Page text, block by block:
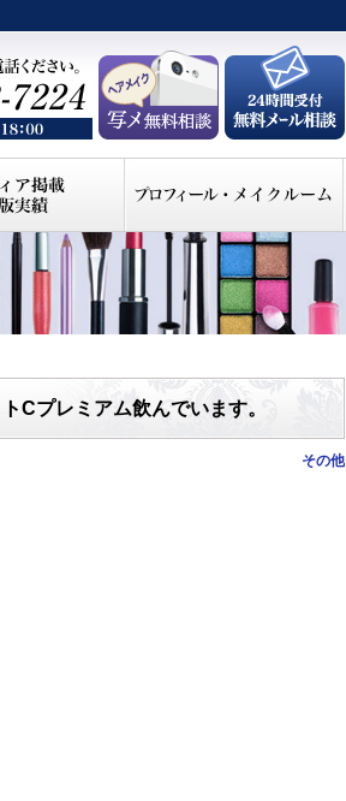
Cプレミアム飲んでいます。
その他